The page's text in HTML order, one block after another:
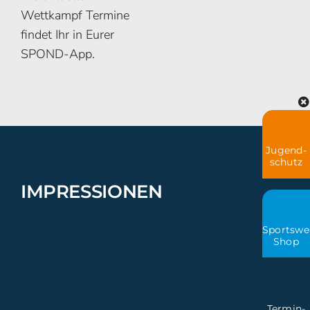
Wettkampf Termine
findet Ihr in Eurer
SPOND-App.
IMPRESSIONEN
Jugend-
schutz
Shop